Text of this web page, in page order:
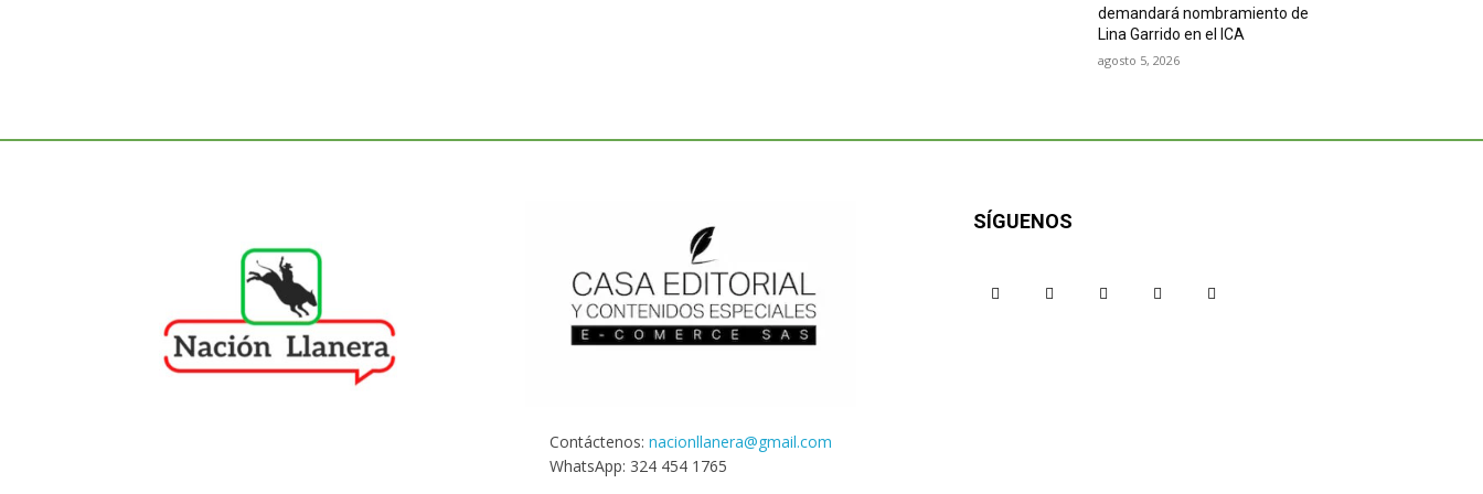
demandará nombramiento de
Lina Garrido en el ICA
agosto 5, 2026
Contáctenos: nacionllanera@gmail.com
WhatsApp: 324 454 1765
SÍGUENOS